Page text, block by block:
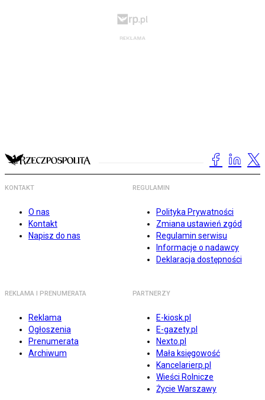
KONTAKT
O nas
Kontakt
Napisz do nas
REGULAMIN
Polityka Prywatności
Zmiana ustawień zgód
Regulamin serwisu
Informacje o nadawcy
Deklaracja dostępności
REKLAMA I PRENUMERATA
Reklama
Ogłoszenia
Prenumerata
Archiwum
PARTNERZY
E-kiosk.pl
E-gazety.pl
Nexto.pl
Mała księgowość
Kancelarierp.pl
Wieści Rolnicze
Życie Warszawy